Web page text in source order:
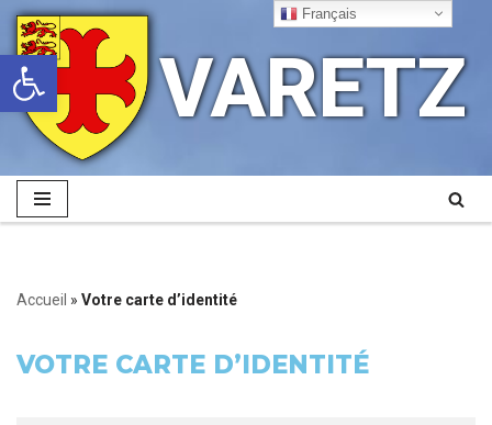
Ouvrir la barre d’outils
Aller
au
contenu
VARETZ
Accueil » Votre carte d’identité
VOTRE CARTE D’IDENTITÉ
Français